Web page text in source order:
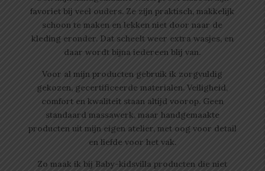
favoriet bij veel ouders. Ze zijn praktisch, makkelijk
schoon te maken en lekken niet door naar de
kleding eronder. Dat scheelt weer extra wasjes, en
daar wordt bijna iedereen blij van.
Voor al mijn producten gebruik ik zorgvuldig
gekozen, gecertificeerde materialen. Veiligheid,
comfort en kwaliteit staan altijd voorop. Geen
standaard massawerk, maar handgemaakte
producten uit mijn eigen atelier, met oog voor detail
en liefde voor het vak.
Zo maak ik bij Baby-kidsvilla producten die niet